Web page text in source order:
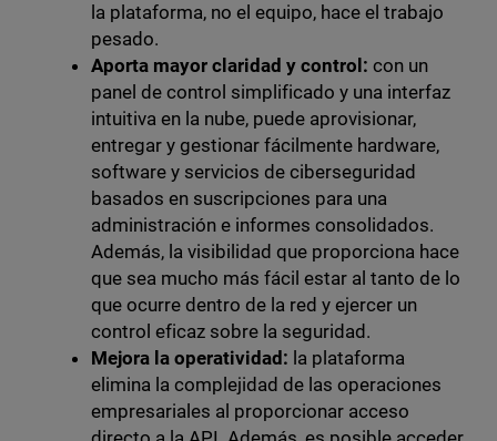
la plataforma, no el equipo, hace el trabajo
pesado.
Aporta mayor claridad y control: con un
panel de control simplificado y una interfaz
intuitiva en la nube, puede aprovisionar,
entregar y gestionar fácilmente hardware,
software y servicios de ciberseguridad
basados en suscripciones para una
administración e informes consolidados.
Además, la visibilidad que proporciona hace
que sea mucho más fácil estar al tanto de lo
que ocurre dentro de la red y ejercer un
control eficaz sobre la seguridad.
Mejora la operatividad: la plataforma
elimina la complejidad de las operaciones
empresariales al proporcionar acceso